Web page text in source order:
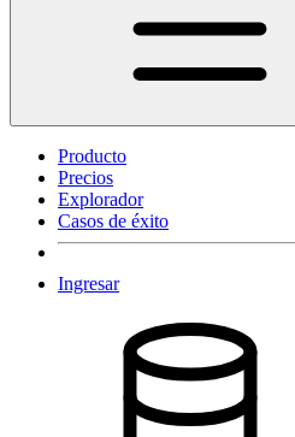
Producto
Precios
Explorador
Casos de éxito
Ingresar